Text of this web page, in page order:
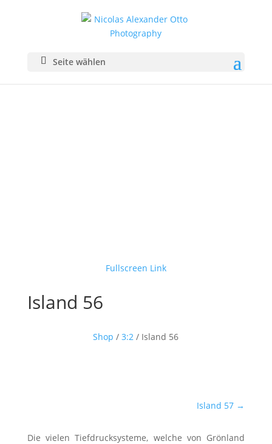
Seite wählen
Fullscreen Link
Island 56
Shop /3:2 / Island 56
Island 57 →
Die vielen Tiefdrucksysteme, welche von Grönland